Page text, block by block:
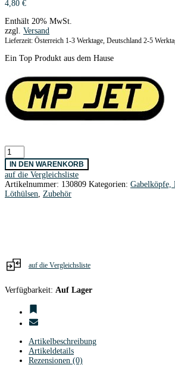
4,80 €
Enthält 20% MwSt.
zzgl. Versand
Lieferzeit: Österreich 1-3 Werktage, Deutschland 2-5
Ein Top Produkt aus dem Hause
Kugelgelenk
M2
/
2,0
Ø
Alu
IN DEN WARENKORB
auf die Vergleichsliste
Artikelnummer: 130809 Kategorien: Gabelköpfe,
Löthülsen
Zubehör
auf die Vergleichsliste
Verfügbarkeit: Auf Lager
Artikelbeschreibung
Artikeldetails
Rezensionen (0)